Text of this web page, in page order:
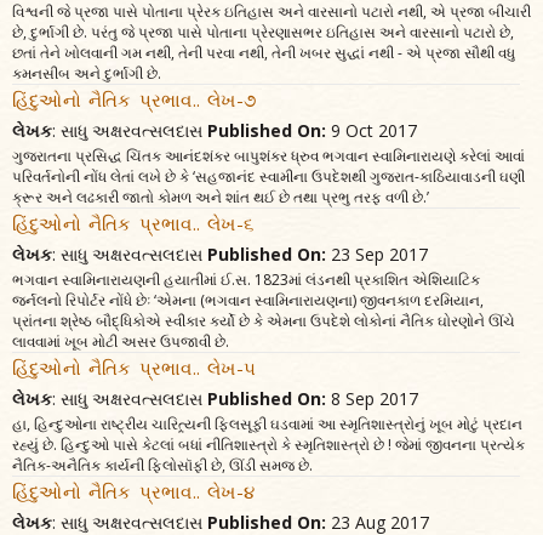
વિશ્વની જે પ્રજા પાસે પોતાના પ્રેરક ઇતિહાસ અને વારસાનો પટારો નથી, એ પ્રજા બીચારી
છે, દુર્ભાગી છે. પરંતુ જે પ્રજા પાસે પોતાના પ્રેરણાસભર ઇતિહાસ અને વારસાનો પટારો છે,
છતાં તેને ખોલવાની ગમ નથી, તેની પરવા નથી, તેની ખબર સુદ્ધાં નથી - એ પ્રજા સૌથી વધુ
કમનસીબ અને દુર્ભાગી છે.
હિંદુઓનો નૈતિક પ્રભાવ.. લેખ-૭
લેખક: સાધુ અક્ષરવત્સલદાસ Published On: 9 Oct 2017
ગુજરાતના પ્રસિદ્ધ ચિંતક આનંદશંકર બાપુશંકર ધ્રુવ ભગવાન સ્વામિનારાયણે કરેલાં આવાં
પરિવર્તનોની નોંધ લેતાં લખે છે કે ‘સહજાનંદ સ્વામીના ઉપદેશથી ગુજરાત-કાઠિયાવાડની ઘણી
ક્રૂર અને લઢકારી જાતો કોમળ અને શાંત થઈ છે તથા પ્રભુ તરફ વળી છે.’
હિંદુઓનો નૈતિક પ્રભાવ.. લેખ-૬
લેખક: સાધુ અક્ષરવત્સલદાસ Published On: 23 Sep 2017
ભગવાન સ્વામિનારાયણની હયાતીમાં ઈ.સ. 1823માં લંડનથી પ્રકાશિત એશિયાટિક
જર્નલનો રિપોર્ટર નોંધે છેઃ ‘એમના (ભગવાન સ્વામિનારાયણના) જીવનકાળ દરમિયાન,
પ્રાંતના શ્રેષ્ઠ બૌદ્ધિકોએ સ્વીકાર કર્યો છે કે એમના ઉપદેશે લોકોનાં નૈતિક ઘોરણોને ઊંચે
લાવવામાં ખૂબ મોટી અસર ઉપજાવી છે.
હિંદુઓનો નૈતિક પ્રભાવ.. લેખ-૫
લેખક: સાધુ અક્ષરવત્સલદાસ Published On: 8 Sep 2017
હા, હિન્દુઓના રાષ્ટ્રીય ચારિત્ર્યની ફિલસૂફી ઘડવામાં આ સ્મૃતિશાસ્ત્રોનું ખૂબ મોટું પ્રદાન
રહ્યું છે. હિન્દુઓ પાસે કેટલાં બધાં નીતિશાસ્ત્રો કે સ્મૃતિશાસ્ત્રો છે ! જેમાં જીવનના પ્રત્યેક
નૈતિક-અનૈતિક કાર્યની ફિલોસૉફી છે, ઊંડી સમજ છે.
હિંદુઓનો નૈતિક પ્રભાવ.. લેખ-૪
લેખક: સાધુ અક્ષરવત્સલદાસ Published On: 23 Aug 2017